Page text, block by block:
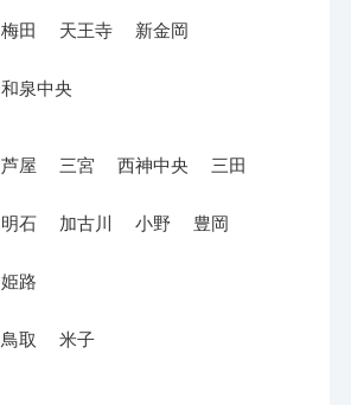
梅田 天王寺 新金岡
和泉中央
芦屋 三宮 西神中央 三田
明石 加古川 小野 豊岡
姫路
鳥取 米子